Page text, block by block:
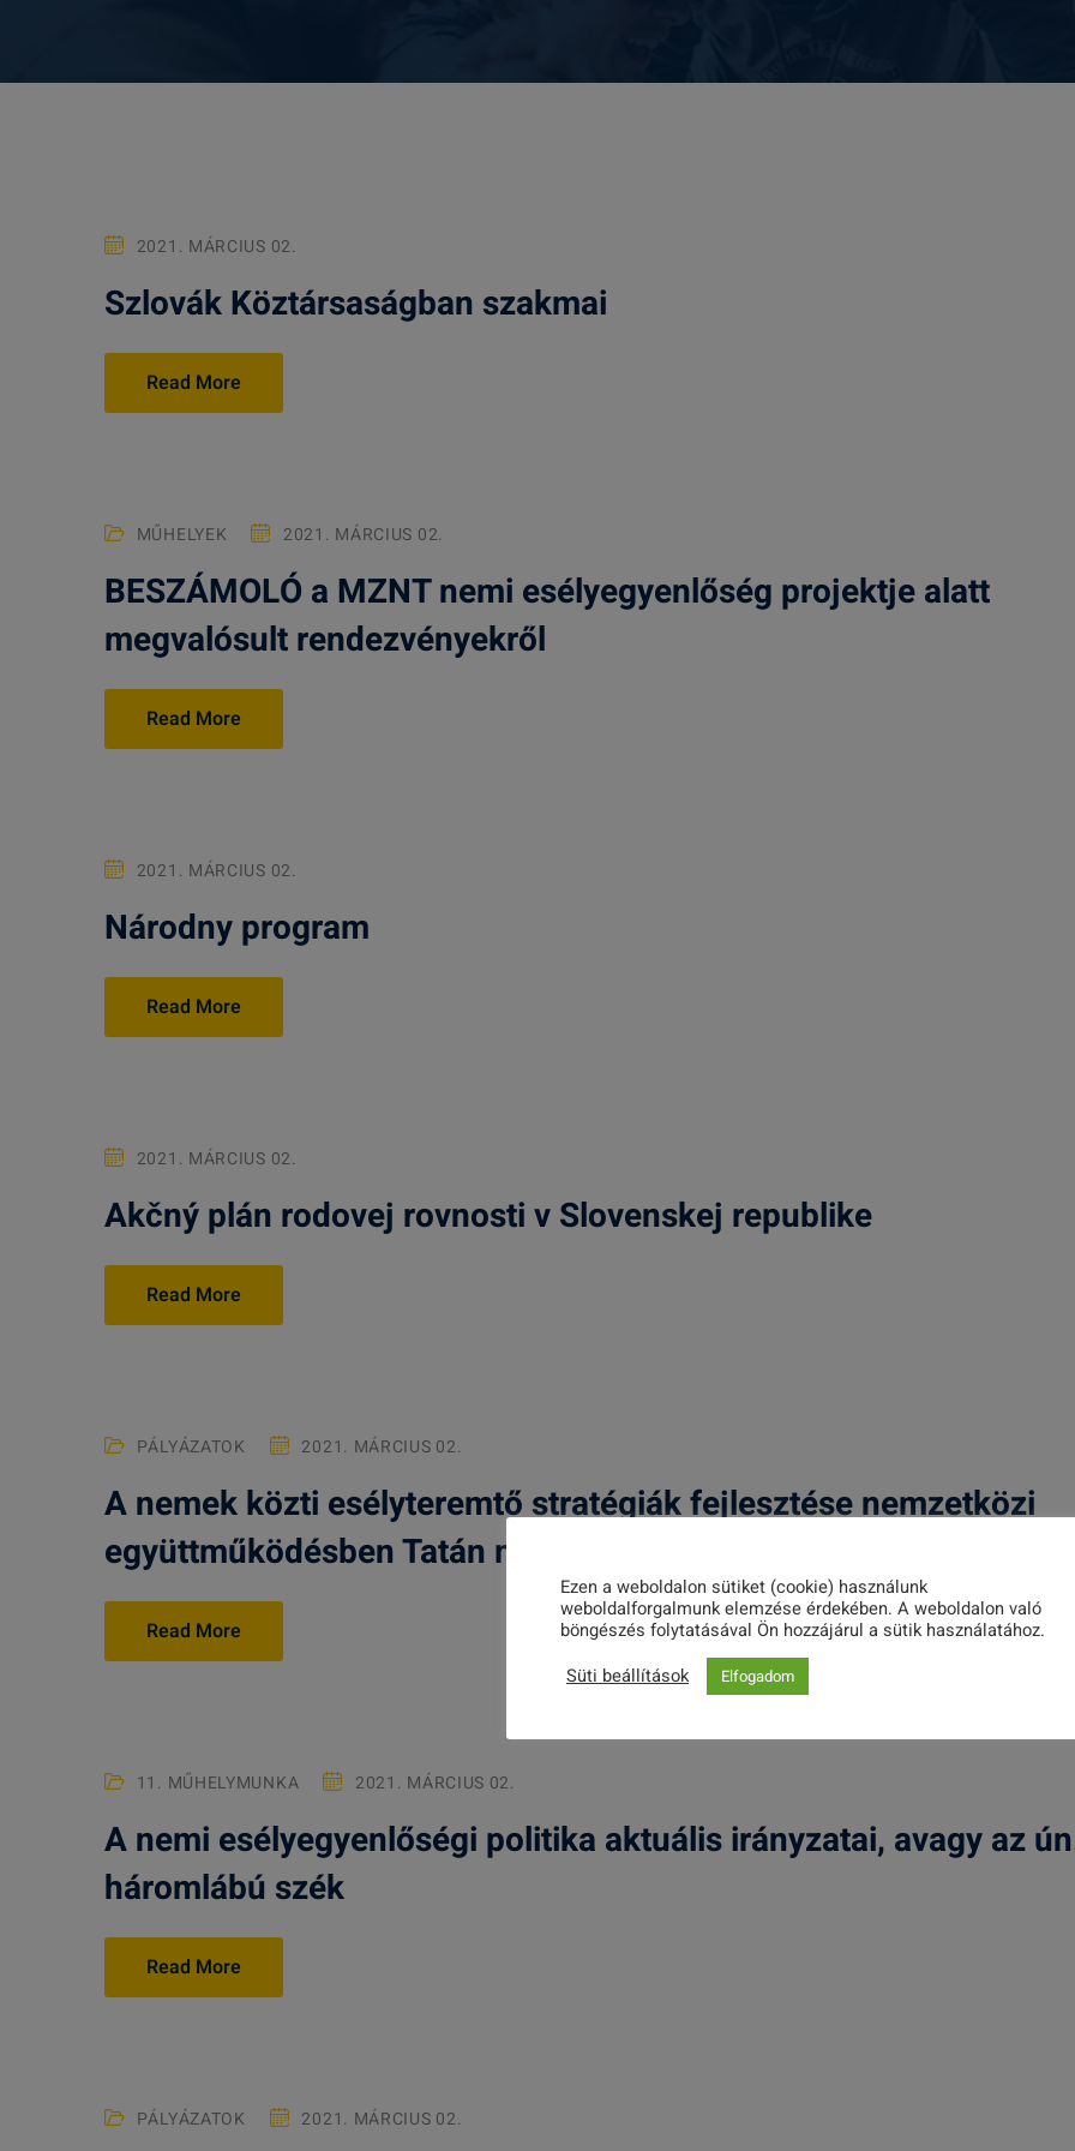
2021. MÁRCIUS 02.
Szlovák Köztársaságban szakmai
Read More
MŰHELYEK 2021. MÁRCIUS 02.
BESZÁMOLÓ a MZNT nemi esélyegyenlőség projektje alatt
megvalósult rendezvényekről
Read More
2021. MÁRCIUS 02.
Národny program
Read More
2021. MÁRCIUS 02.
Akčný plán rodovej rovnosti v Slovenskej republike
Read More
PÁLYÁZATOK 2021. MÁRCIUS 02.
A nemek közti esélyteremtő stratégiák fejlesztése nemzetközi
együttműködésben Tatán meghívó
Read More
11. MŰHELYMUNKA 2021. MÁRCIUS 02.
A nemi esélyegyenlőségi politika aktuális irányzatai, avagy az
háromlábú szék
Read More
PÁLYÁZATOK 2021. MÁRCIUS 02.
Ezen a weboldalon sütiket (cookie) használunk
weboldalforgalmunk elemzése érdekében. A weboldalon való
böngészés folytatásával Ön hozzájárul a sütik használatához.
Süti beállítások
Elfogadom